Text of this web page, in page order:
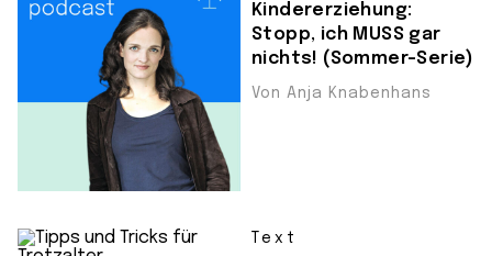
Kindererziehung:
Stopp, ich MUSS gar
nichts! (Sommer-Serie)
Von Anja Knabenhans
Text